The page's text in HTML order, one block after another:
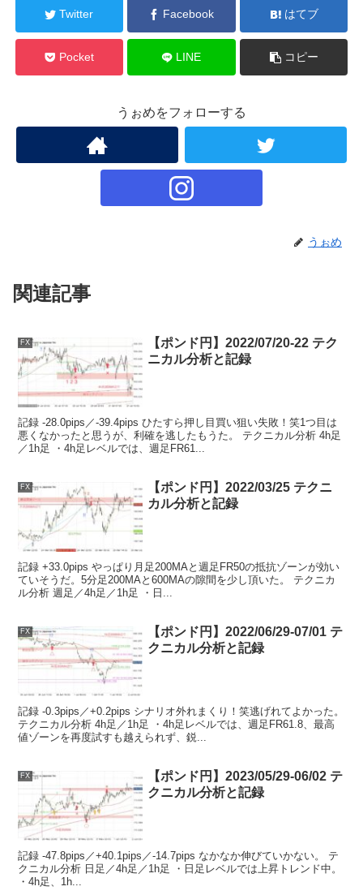
Twitter Facebook はてブ
Pocket LINE コピー
うぉめをフォローする
うぉめ
関連記事
FX
【ポンド円】2022/07/20-22 テク
ニカル分析と記録
記録 -28.0pips／-39.4pips ひたすら押し目買い狙い失敗！笑1つ目は
悪くなかったと思うが、利確を逃したもうた。 テクニカル分析 4h足
／1h足 ・4h足レベルでは、週足FR61...
FX
【ポンド円】2022/03/25 テクニ
カル分析と記録
記録 +33.0pips やっぱり月足200MAと週足FR50の抵抗ゾーンが効い
ていそうだ。5分足200MAと600MAの隙間を少し頂いた。 テクニカ
ル分析 週足／4h足／1h足 ・日...
FX
【ポンド円】2022/06/29-07/01 テ
クニカル分析と記録
記録 -0.3pips／+0.2pips シナリオ外れまくり！笑逃げれてよかった。
テクニカル分析 4h足／1h足 ・4h足レベルでは、週足FR61.8、最高
値ゾーンを再度試すも越えられず、鋭...
FX
【ポンド円】2023/05/29-06/02 テ
クニカル分析と記録
記録 -47.8pips／+40.1pips／-14.7pips なかなか伸びていかない。 テ
クニカル分析 日足／4h足／1h足 ・日足レベルでは上昇トレンド中。
・4h足、1h...